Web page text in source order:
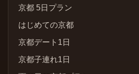
京都 5日プラン
はじめての京都
京都デート1日
京都子連れ1日